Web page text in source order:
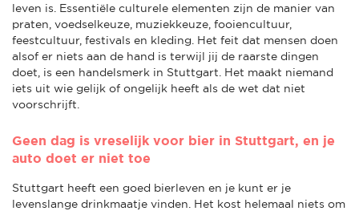
leven is. Essentiële culturele elementen zijn de manier van
praten, voedselkeuze, muziekkeuze, fooiencultuur,
feestcultuur, festivals en kleding. Het feit dat mensen doen
alsof er niets aan de hand is terwijl jij de raarste dingen
doet, is een handelsmerk in Stuttgart. Het maakt niemand
iets uit wie gelijk of ongelijk heeft als de wet dat niet
voorschrijft.
Geen dag is vreselijk voor bier in Stuttgart, en je
auto doet er niet toe
Stuttgart heeft een goed bierleven en je kunt er je
levenslange drinkmaatje vinden. Het kost helemaal niets om